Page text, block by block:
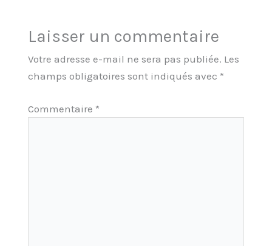
Laisser un commentaire
Votre adresse e-mail ne sera pas publiée. Les
champs obligatoires sont indiqués avec *
Commentaire *